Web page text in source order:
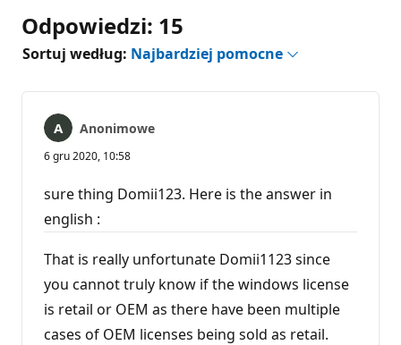
Odpowiedzi: 15
Sortuj według: Najbardziej pomocne
Anonimowe
6 gru 2020, 10:58
sure thing Domii123. Here is the answer in
english :
That is really unfortunate Domii1123 since
you cannot truly know if the windows license
is retail or OEM as there have been multiple
cases of OEM licenses being sold as retail.